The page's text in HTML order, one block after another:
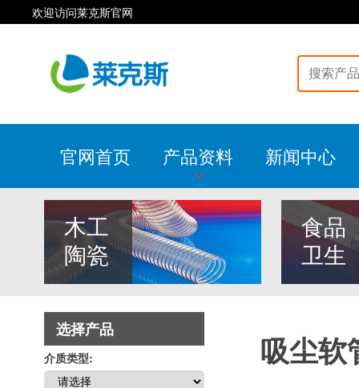
欢迎访问莱克斯官网
官网首页 产品资料 新闻中心
木工
陶瓷
食品
卫生
选择产品
介质类型: 吸尘软